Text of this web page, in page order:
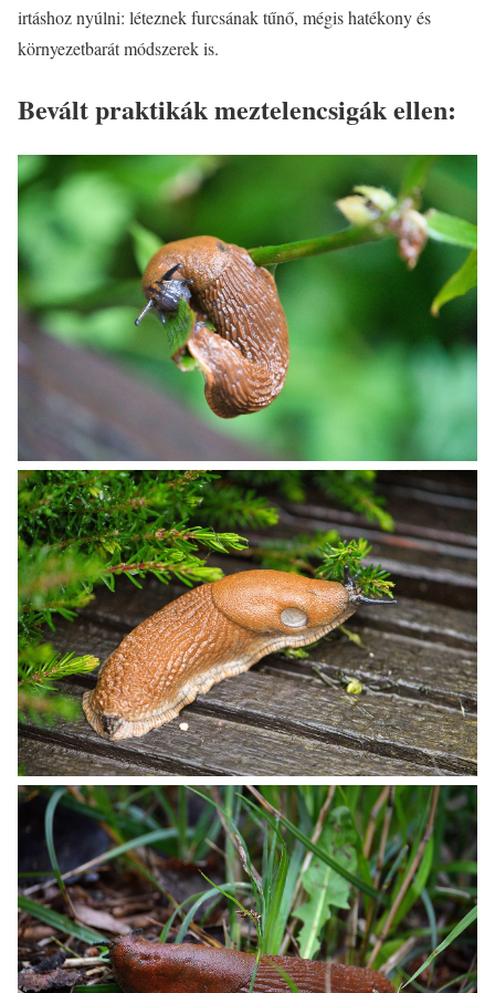
irtáshoz nyúlni: léteznek furcsának tűnő, mégis hatékony és
környezetbarát módszerek is.
Bevált praktikák meztelencsigák ellen: